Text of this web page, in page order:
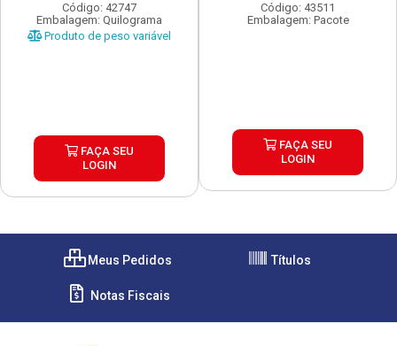
Código: 42747
Embalagem: Quilograma
Produto de peso variável
FAÇA SEU
LOGIN
Código: 43511
Embalagem: Pacote
FAÇA SEU
LOGIN
Meus Pedidos Títulos
Notas Fiscais